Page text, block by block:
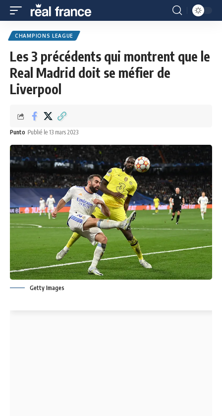
CHAMPIONS LEAGUE
Les 3 précédents qui montrent que le
Real Madrid doit se méfier de
Liverpool
Punto Publié le 13 mars 2023
Getty Images